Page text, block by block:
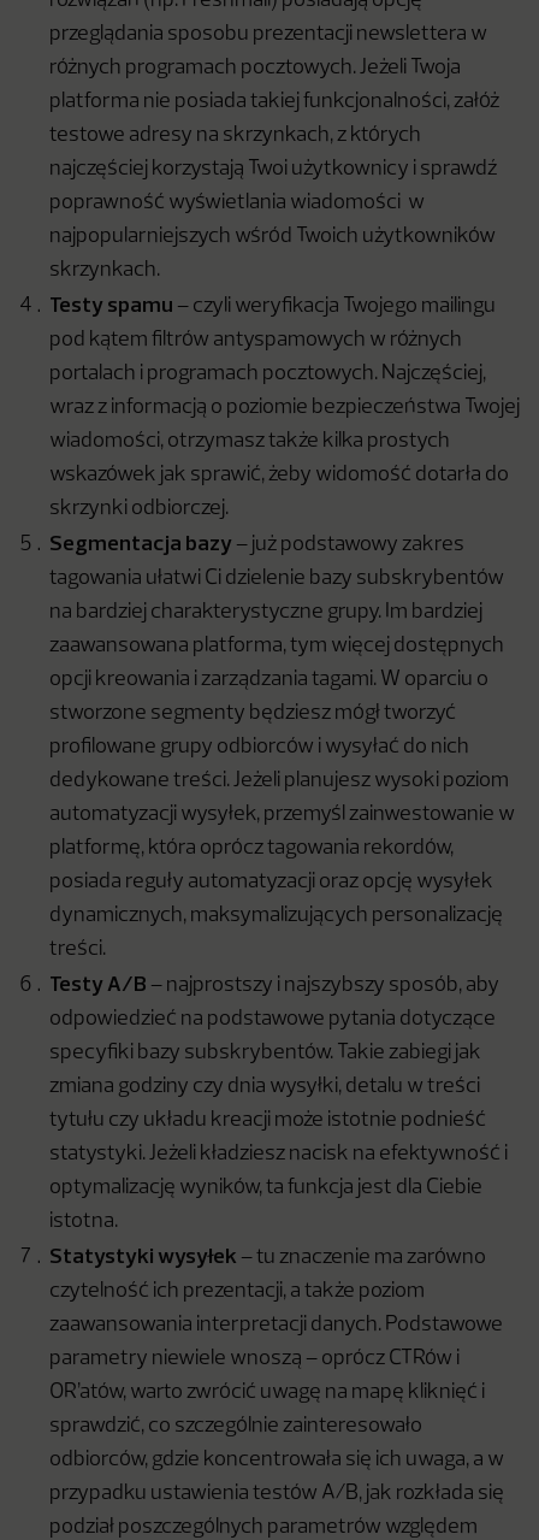
przeglądania sposobu prezentacji newslettera w
różnych programach pocztowych. Jeżeli Twoja
platforma nie posiada takiej funkcjonalności, załóż
testowe adresy na skrzynkach, z których
najczęściej korzystają Twoi użytkownicy i sprawdź
poprawność wyświetlania wiadomości w
najpopularniejszych wśród Twoich użytkowników
skrzynkach.
Testy spamu – czyli weryfikacja Twojego mailingu
pod kątem filtrów antyspamowych w różnych
portalach i programach pocztowych. Najczęściej,
wraz z informacją o poziomie bezpieczeństwa Twojej
wiadomości, otrzymasz także kilka prostych
wskazówek jak sprawić, żeby widomość dotarła do
skrzynki odbiorczej.
Segmentacja bazy – już podstawowy zakres
tagowania ułatwi Ci dzielenie bazy subskrybentów
na bardziej charakterystyczne grupy. Im bardziej
zaawansowana platforma, tym więcej dostępnych
opcji kreowania i zarządzania tagami. W oparciu o
stworzone segmenty będziesz mógł tworzyć
profilowane grupy odbiorców i wysyłać do nich
dedykowane treści. Jeżeli planujesz wysoki poziom
automatyzacji wysyłek, przemyśl zainwestowanie w
platformę, która oprócz tagowania rekordów,
posiada reguły automatyzacji oraz opcję wysyłek
dynamicznych, maksymalizujących personalizację
treści.
Testy A/B – najprostszy i najszybszy sposób, aby
odpowiedzieć na podstawowe pytania dotyczące
specyfiki bazy subskrybentów. Takie zabiegi jak
zmiana godziny czy dnia wysyłki, detalu w treści
tytułu czy układu kreacji może istotnie podnieść
statystyki. Jeżeli kładziesz nacisk na efektywność i
optymalizację wyników, ta funkcja jest dla Ciebie
istotna.
Statystyki wysyłek – tu znaczenie ma zarówno
czytelność ich prezentacji, a także poziom
zaawansowania interpretacji danych. Podstawowe
parametry niewiele wnoszą – oprócz CTRów i
OR’atów, warto zwrócić uwagę na mapę kliknięć i
sprawdzić, co szczególnie zainteresowało
odbiorców, gdzie koncentrowała się ich uwaga, a w
przypadku ustawienia testów A/B, jak rozkłada się
podział poszczególnych parametrów względem